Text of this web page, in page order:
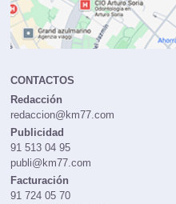
CONTACTOS
Redacción
redaccion@km77.com
Publicidad
91 513 04 95
publi@km77.com
Facturación
91 724 05 70